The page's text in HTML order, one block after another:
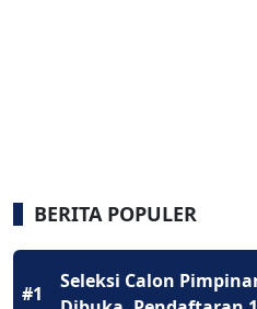
BERITA POPULER
#1
Seleksi Calon